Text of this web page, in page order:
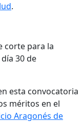
.
corte para la
30 de
esta convocatoria
méritos en el
Aragonés de